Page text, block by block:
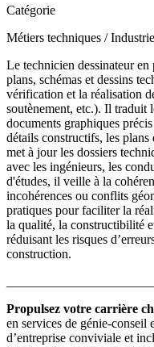
Catégorie
Métiers techniques /
Le technicien dessinateur
plans, schémas et dessins
vérification et la réalisation
soutènement, etc.). Il traduit
documents graphiques
détails constructifs, les plans
met à jour les dossiers
avec les ingénieurs, les
d'études, il veille à la
incohérences ou conflits
pratiques pour faciliter la
la qualité, la constructibilité
réduisant les risques
construction.
Propulsez votre carrière
en services de génie-
d’entreprise conviviale et